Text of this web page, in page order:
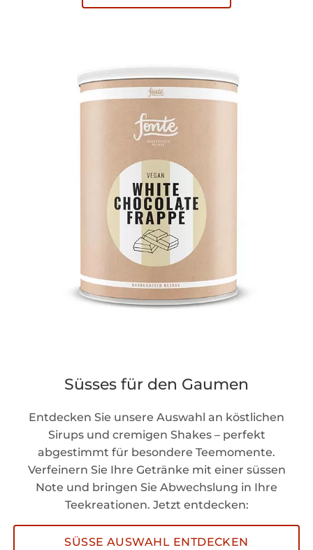
Süsses für den Gaumen
Entdecken Sie unsere Auswahl an köstlichen
Sirups und cremigen Shakes – perfekt
abgestimmt für besondere Teemomente.
Verfeinern Sie Ihre Getränke mit einer süssen
Note und bringen Sie Abwechslung in Ihre
Teekreationen. Jetzt entdecken:
SÜSSE AUSWAHL ENTDECKEN